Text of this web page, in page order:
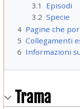
3.1
Episodi
3.2 Specie
4 Pagine che
5 Collegamenti
6 Informazioni
Trama